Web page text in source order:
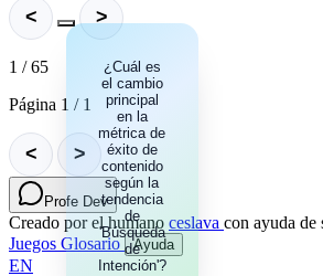
<
¿Cuál es
el cambio
principal
en la
métrica de
éxito de
contenido
según la
tendencia
de
'Búsqueda
de
Intención'?
Se priorizan
los
elementos
guardados
(saves) y el
tiempo de
visualización
sobre el
simple
conteo de
vistas.
>
1 / 65
Página 1 / 1
< >
Profe Dev
Creado por el humano ceslava con ayuda de
Juegos Glosario Ayuda
EN